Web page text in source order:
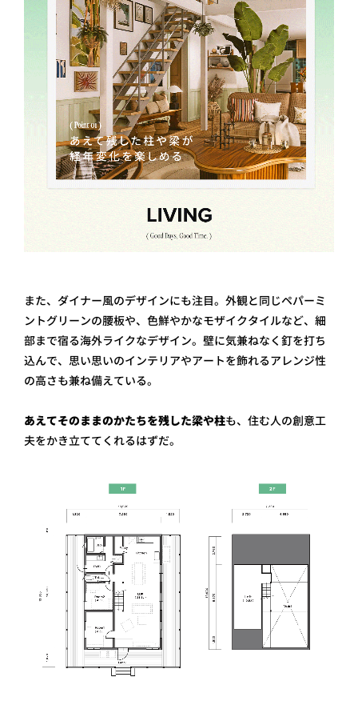
また、ダイナー風のデザインにも注目。外観と同じペパーミ
ントグリーンの腰板や、色鮮やかなモザイクタイルなど、細
部まで宿る海外ライクなデザイン。壁に気兼ねなく釘を打ち
込んで、思い思いのインテリアやアートを飾れるアレンジ性
の高さも兼ね備えている。
あえてそのままのかたちを残した梁や柱も、住む人の創意工
夫をかき立ててくれるはずだ。